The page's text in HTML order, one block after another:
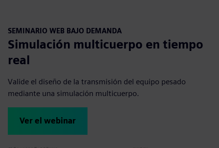
SEMINARIO WEB BAJO DEMANDA
Simulación multicuerpo en tiempo
real
Valide el diseño de la transmisión del equipo pesado
mediante una simulación multicuerpo.
Ver el webinar